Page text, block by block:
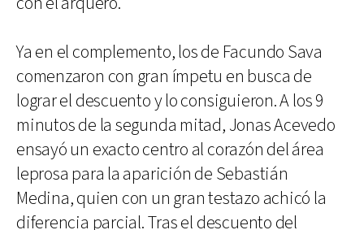
Ya en el complemento, los de Facundo Sava
comenzaron con gran ímpetu en busca de
lograr el descuento y lo consiguieron. A los 9
minutos de la segunda mitad, Jonas Acevedo
ensayó un exacto centro al corazón del área
leprosa para la aparición de Sebastián
Medina, quien con un gran testazo achicó la
diferencia parcial. Tras el descuento del